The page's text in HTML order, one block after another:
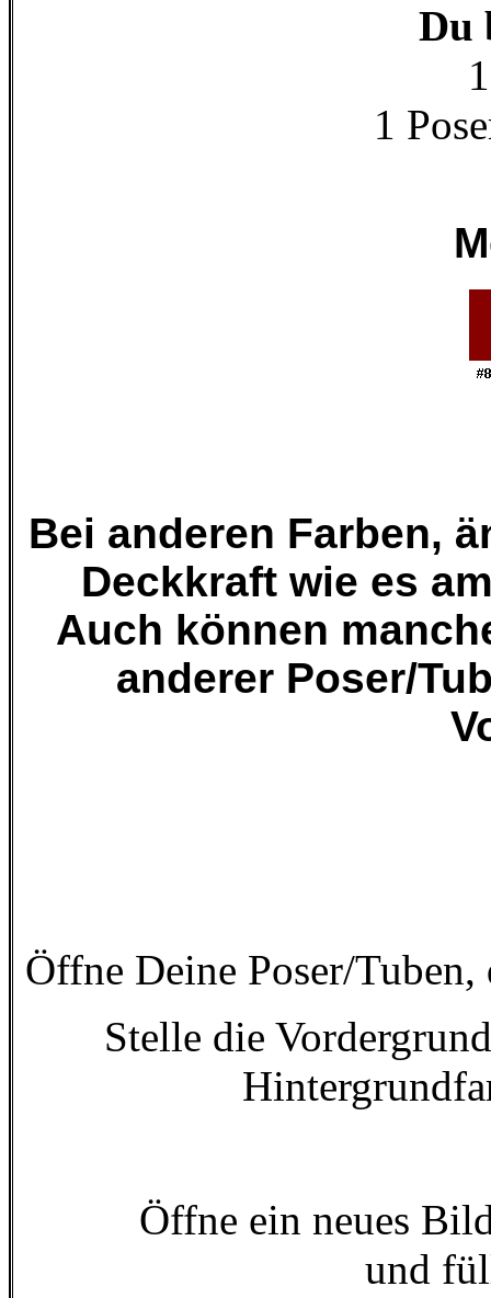
Du
1
Bei anderen Farben,
Deckkraft wie es
Auch können
anderer Poser/
Öffne Deine Poser/
Stelle die
Öffne ein neues
und